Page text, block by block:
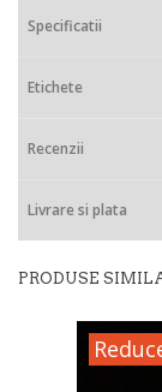
Specificatii
Etichete
Recenzii
Livrare si plata
PRODUSE